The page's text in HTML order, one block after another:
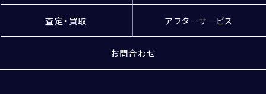
査定・買取 アフターサービス
お問合わせ